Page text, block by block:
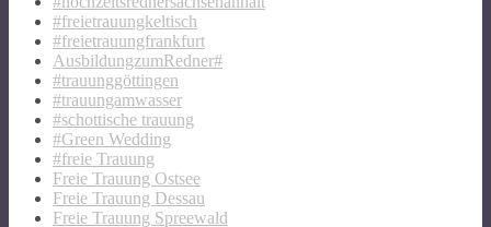
#freietrauungkeltisch
#freietrauungfrankfurt
AusbildungzumRedner#
#trauunggöttingen
#trauungamwasser
#schottische trauung
#Green Wedding
#freie Trauung
Freie Trauung Ostsee
Freie Trauung Dessau
Freie Trauung Spreewald